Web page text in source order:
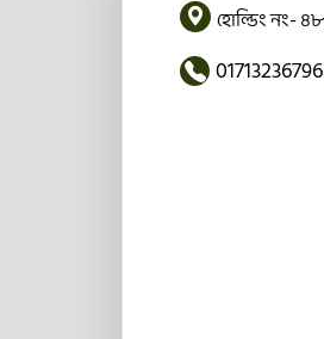
হোল্ডিং নং-
01713236796